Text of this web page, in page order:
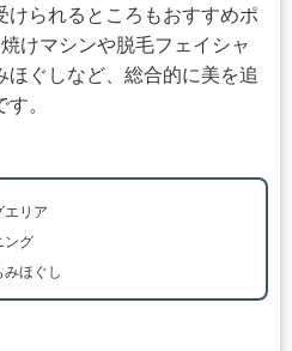
けられるところもおすすめポ
けマシンや脱毛フェイシャ
ほぐしなど、総合的に美を追
。
エリア
ング
ほぐし